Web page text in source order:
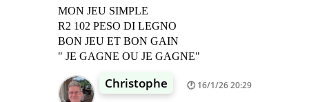
MON JEU SIMPLE
R2 102 PESO DI LEGNO
BON JEU ET BON GAIN
" JE GAGNE OU JE GAGNE"
Christophe 16/1/26 20:29